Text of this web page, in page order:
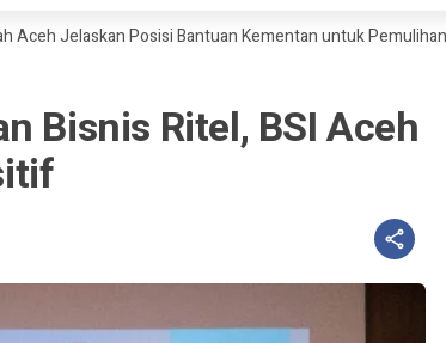
Posisi Bantuan Kementan untuk Pemulihan Sawah
Bisnis Ritel, BSI Aceh